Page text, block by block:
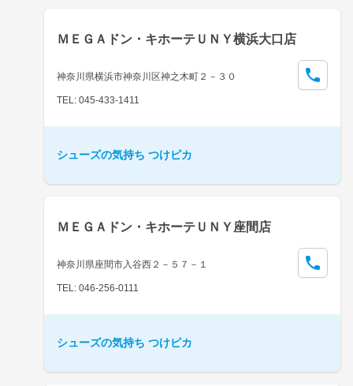
ＭＥＧＡドン・キホーテＵＮＹ横浜大口店
神奈川県横浜市神奈川区神之木町２－３０
TEL: 045-433-1411
シューズの気持ち つけピカ
ＭＥＧＡドン・キホーテＵＮＹ座間店
神奈川県座間市入谷西２－５７－１
TEL: 046-256-0111
シューズの気持ち つけピカ